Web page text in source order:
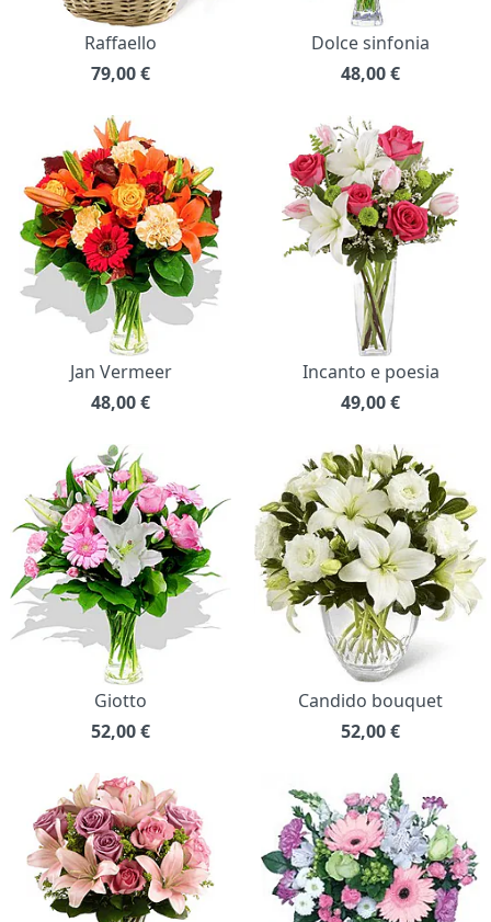
Raffaello
79,00€
Dolce sinfonia
48,00€
Jan Vermeer
48,00€
Incanto e poesia
49,00€
Giotto
52,00€
Candido bouquet
52,00€